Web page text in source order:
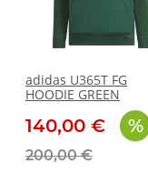
adidas U365T FG
HOODIE GREEN
140,00 €
200,00 €